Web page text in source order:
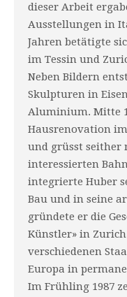
dieser Arbeit
Ausstellungen in
Jahren betätigte
im Tessin und
Neben Bildern
Skulpturen in
Aluminium. Mitte
Hausrenovation
und grüsst seither
interessierten
integrierte Huber
Bau und in seine
gründete er die
Künstler» in
verschiedenen
Europa in
Im Frühling 1987